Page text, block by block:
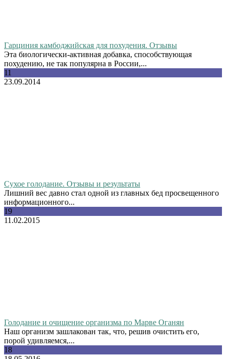
Гарциния камбоджийская для похудения. Отзывы
Эта биологически-активная добавка, способствующая
похудению, не так популярна в России,...
11
23.09.2014
Сухое голодание. Отзывы и результаты
Лишний вес давно стал одной из главных бед просвещенного
информационного...
19
11.02.2015
Голодание и очищение организма по Марве Оганян
Наш организм зашлакован так, что, решив очистить его,
порой удивляемся,...
18